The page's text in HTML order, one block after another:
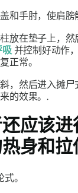
和手肘，使肩膀
放在垫子上，
吸并控制好动作
正常。
，然后进入摊尸
的效果。.
应该
身和拉
。